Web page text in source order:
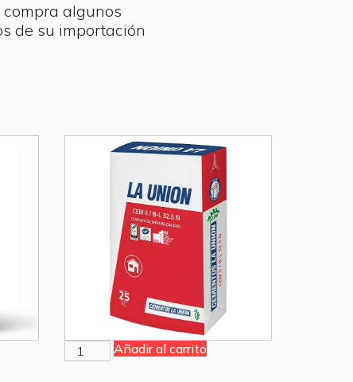
algunos
de su importación
Añadir al carrito